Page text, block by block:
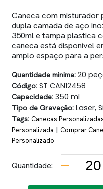
Caneca com
dupla camada de aço
350ml e tampa plastica
caneca está disponível
amplo espaço para a
Quantidade minima: 20
Código: ST CAN12458
Capacidade: 350 ml
Tipo de Gravação: Laser,
Tags: Canecas
Personalizada | Comprar
Personalizado
Quantidade: